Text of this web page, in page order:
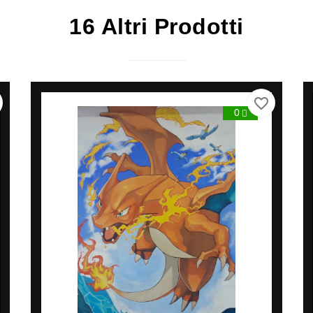
16 Altri Prodotti
0
favorite_border